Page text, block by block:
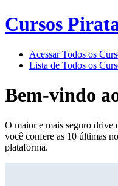
Cursos
Acessar Todos os
Lista de Todos os
Bem-vindo
O maior e mais seguro
você confere as 10 últimas
plataforma.